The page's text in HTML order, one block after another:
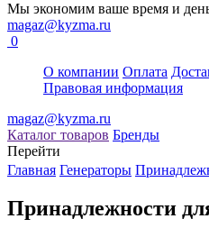
Мы экономим ваше время и
magaz@kyzma.ru
0
О компании Оплата
Правовая информация
magaz@kyzma.ru
Каталог товаров Бренды
Перейти
Главная Генераторы
Принадлежности